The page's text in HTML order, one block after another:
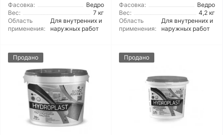
Фасовка:
Ведро
Вес:
7 кг
Область
применения:
Для внутренних и
наружных работ
Фасовка:
Ведро
Вес:
4,2 кг
Область
применения:
Для внутренних и
наружных работ
Продано Продано